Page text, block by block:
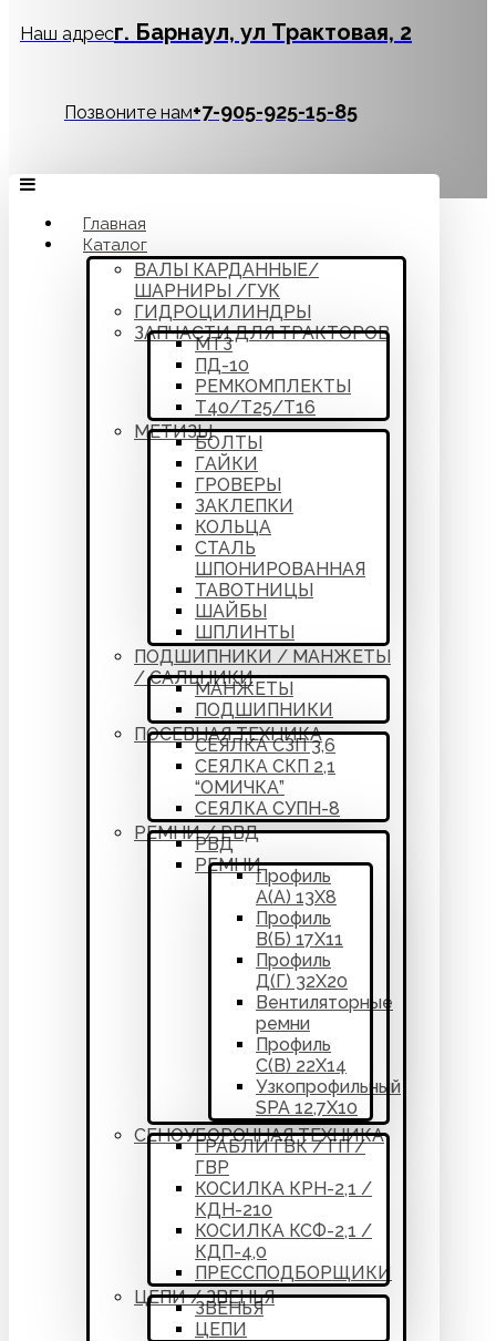
Наш адресг. Барнаул, ул Трактовая, 2
Позвоните нам‪+7-905-925-15-85
Главная
Каталог
ВАЛЫ КАРДАННЫЕ/
ШАРНИРЫ /ГУК
ГИДРОЦИЛИНДРЫ
ЗАПЧАСТИ ДЛЯ ТРАКТОРОВ
МТЗ
ПД-10
РЕМКОМПЛЕКТЫ
Т40/Т25/Т16
МЕТИЗЫ
БОЛТЫ
ГАЙКИ
ГРОВЕРЫ
ЗАКЛЕПКИ
КОЛЬЦА
СТАЛЬ
ШПОНИРОВАННАЯ
ТАВОТНИЦЫ
ШАЙБЫ
ШПЛИНТЫ
ПОДШИПНИКИ / МАНЖЕТЫ
/ САЛЬНИКИ
МАНЖЕТЫ
ПОДШИПНИКИ
ПОСЕВНАЯ ТЕХНИКА
СЕЯЛКА СЗП 3,6
СЕЯЛКА СКП 2,1
“ОМИЧКА”
СЕЯЛКА СУПН-8
РЕМНИ / РВД
РВД
РЕМНИ
Профиль
А(А) 13Х8
Профиль
В(Б) 17Х11
Профиль
Д(Г) 32Х20
Вентиляторные
ремни
Профиль
С(В) 22Х14
Узкопрофильный
SPA 12,7Х10
СЕНОУБОРОЧНАЯ ТЕХНИКА
ГРАБЛИ ГВК / ГП /
ГВР
КОСИЛКА КРН-2,1 /
КДН-210
КОСИЛКА КСФ-2,1 /
КДП-4,0
ПРЕССПОДБОРЩИКИ
ЦЕПИ / ЗВЕНЬЯ
ЗВЕНЬЯ
ЦЕПИ